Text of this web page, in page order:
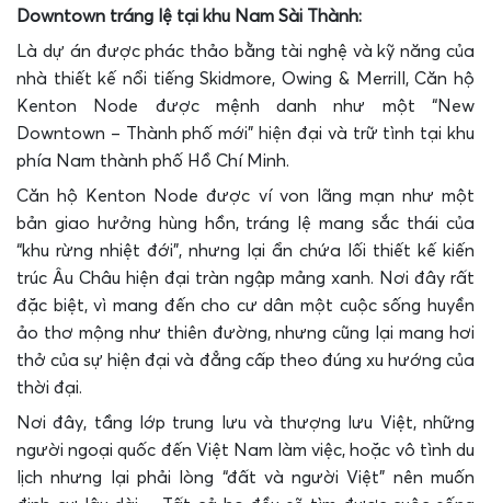
Downtown tráng lệ tại khu Nam Sài Thành:
Là dự án được phác thảo bằng tài nghệ và kỹ năng của
nhà thiết kế nổi tiếng Skidmore, Owing & Merrill, Căn hộ
Kenton Node được mệnh danh như một “New
Downtown – Thành phố mới” hiện đại và trữ tình tại khu
phía Nam thành phố Hồ Chí Minh.
Căn hộ Kenton Node được ví von lãng mạn như một
bản giao hưởng hùng hồn, tráng lệ mang sắc thái của
“khu rừng nhiệt đới”, nhưng lại ẩn chứa lối thiết kế kiến
trúc Âu Châu hiện đại tràn ngập mảng xanh. Nơi đây rất
đặc biệt, vì mang đến cho cư dân một cuộc sống huyền
ảo thơ mộng như thiên đường, nhưng cũng lại mang hơi
thở của sự hiện đại và đẳng cấp theo đúng xu hướng của
thời đại.
Nơi đây, tầng lớp trung lưu và thượng lưu Việt, những
người ngoại quốc đến Việt Nam làm việc, hoặc vô tình du
lịch nhưng lại phải lòng “đất và người Việt” nên muốn